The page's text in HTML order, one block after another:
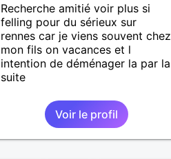
Recherche amitié voir plus si
felling pour du sérieux sur
rennes car je viens souvent chez
mon fils on vacances et l
intention de déménager la par la
suite
Voir le profil